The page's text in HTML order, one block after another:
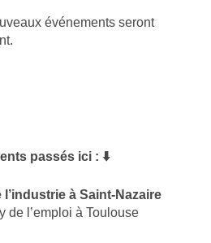
événements seront
passés ici : ⬇️
l’industrie à Saint-Nazaire
de l’emploi à Toulouse